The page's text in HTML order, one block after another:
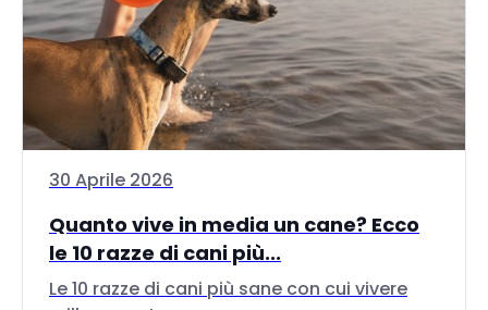
30 Aprile 2026
Quanto vive in media un cane? Ecco
le 10 razze di cani più...
Le 10 razze di cani più sane con cui vivere